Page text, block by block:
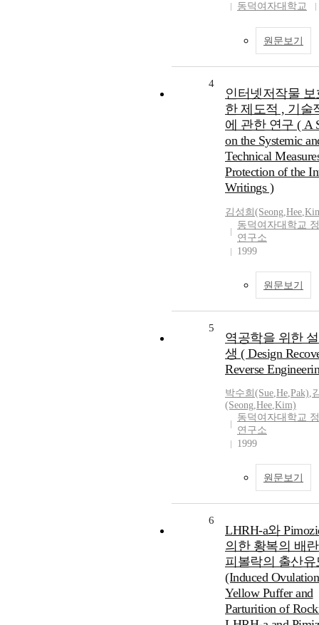
동덕여자대학교
원문보기
4
인터넷저작물 보
한 제도적 , 기술
에 관한 연구 ( A
on the Systemic
Technical
Protection of the
Writings )
김성희(Seong,Hee,
동덕여자대학교
연구소
1999
원문보기
5
역공학을 위한
생 ( Design
Reverse
박수희(Sue,He,Pak),
(Seong,Hee,Kim)
동덕여자대학교
연구소
1999
원문보기
6
LHRH-a와
의한 황복의 배
피볼락의 출산유
(Induced
Yellow Puffer and
Parturition of